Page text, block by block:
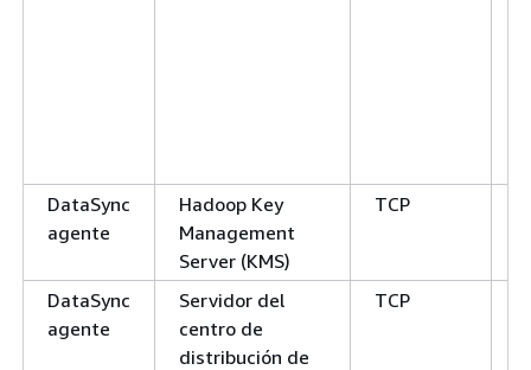
DataSync
agente
Hadoop Key
Management
Server (KMS)
TCP
DataSync
agente
Servidor del
centro de
distribución de
TCP